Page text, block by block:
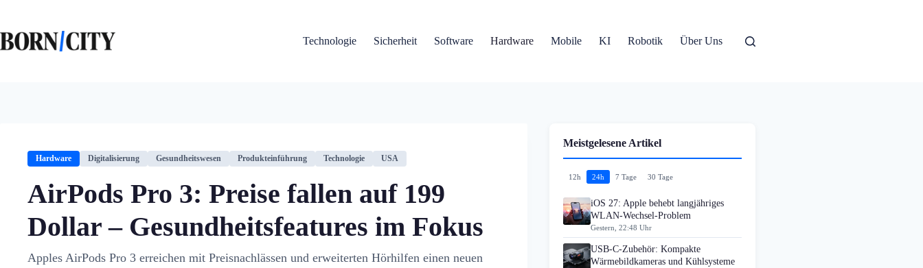
springen
Technologie
Sicherheit Software Hardware Mobile KI Robotik Über Uns
Hardware Digitalisierung Gesundheitswesen Produkteinführung Technologie USA
AirPods Pro 3: Preise fallen auf 199
Dollar – Gesundheitsfeatures im Fokus
Apples AirPods Pro 3 erreichen mit Preisnachlässen und erweiterten Hörhilfen einen neuen
Meistgelesene Artikel
12h 24h 7 Tage 30 Tage
iOS 27: Apple behebt langjähriges
WLAN-Wechsel-Problem
Gestern, 22:48 Uhr
USB-C-Zubehör: Kompakte
Wärmebildkameras und Kühlsysteme